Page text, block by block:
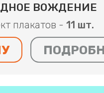
ВОЖДЕНИЕ
плакатов - 11 шт.